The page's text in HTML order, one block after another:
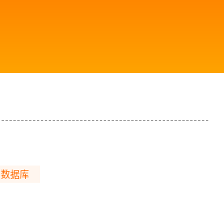
数据库